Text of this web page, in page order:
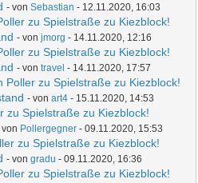
- vonSebastian - 12.11.2020, 16:03
zu Spielstraße zu Kiezblock!
- vonjmorg - 14.11.2020, 12:16
zu Spielstraße zu Kiezblock!
- vontravel - 14.11.2020, 17:57
Poller zu Spielstraße zu Kiezblock!
- vonart4 - 15.11.2020, 14:53
zu Spielstraße zu Kiezblock!
von Pollergegner - 09.11.2020, 15:53
zu Spielstraße zu Kiezblock!
- vongradu - 09.11.2020, 16:36
zu Spielstraße zu Kiezblock!